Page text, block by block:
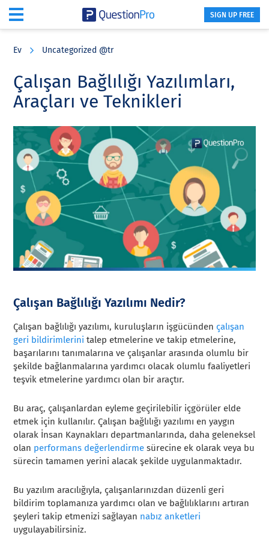
content
sidebar
SIGN UP FREE
Ev Uncategorized @tr
Çalışan Bağlılığı Yazılımları,
Araçları ve Teknikleri
Çalışan Bağlılığı Yazılımı Nedir?
Çalışan bağlılığı yazılımı, kuruluşların işgücünden çalışan
geri bildirimlerini talep etmelerine ve takip etmelerine,
başarılarını tanımalarına ve çalışanlar arasında olumlu bir
şekilde bağlanmalarına yardımcı olacak olumlu faaliyetleri
teşvik etmelerine yardımcı olan bir araçtır.
Bu araç, çalışanlardan eyleme geçirilebilir içgörüler elde
etmek için kullanılır. Çalışan bağlılığı yazılımı en yaygın
olarak İnsan Kaynakları departmanlarında, daha geleneksel
olan performans değerlendirme sürecine ek olarak veya bu
sürecin tamamen yerini alacak şekilde uygulanmaktadır.
Bu yazılım aracılığıyla, çalışanlarınızdan düzenli geri
bildirim toplamanıza yardımcı olan ve bağlılıklarını artıran
şeyleri takip etmenizi sağlayan nabız anketleri
uygulayabilirsiniz.